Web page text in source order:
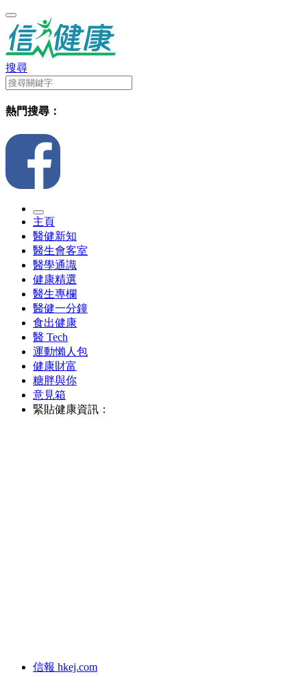
搜尋
熱門搜尋：
主頁
醫健新知
醫生會客室
醫學通識
健康精選
醫生專欄
醫健一分鐘
食出健康
醫 Tech
運動懶人包
健康財富
糖胖與你
意見箱
緊貼健康資訊：
信報 hkej.com